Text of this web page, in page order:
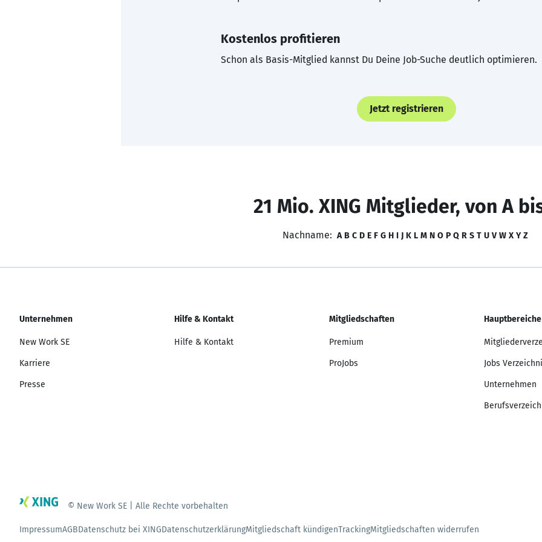
Kostenlos profitieren
Schon als Basis-Mitglied kannst Du Deine Job-Suche deutlich optimieren.
Jetzt registrieren
21 Mio. XING Mitglieder, von A
Nachname: A B C D E F G H I J K L M N O P Q R S T U V W X Y Z
Unternehmen
New Work SE
Karriere
Presse
Hilfe & Kontakt
Hilfe & Kontakt
Mitgliedschaften
Premium
ProJobs
Hauptbereiche
Jobs
Unternehmen
© New Work SE | Alle Rechte vorbehalten
ImpressumAGBDatenschutz bei XINGDatenschutzerklärungMitgliedschaft kündigenTrackingMitgliedschaften widerrufen